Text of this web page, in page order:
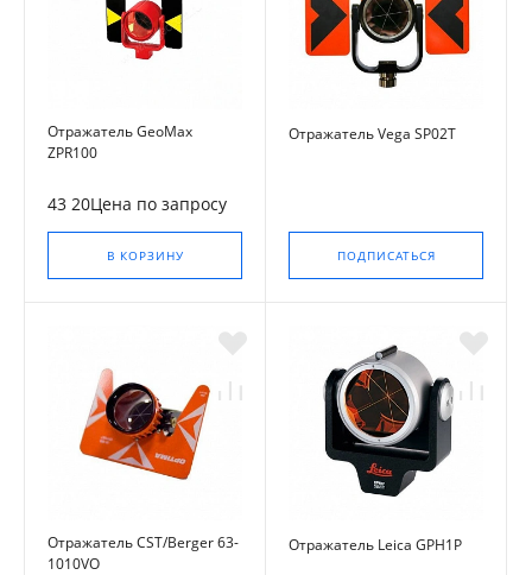
Отражатель GeoMax
ZPR100
43 20Цена по запросу
В КОРЗИНУ
Отражатель Vega SP02T
ПОДПИСАТЬСЯ
Отражатель CST/Berger 63-
1010VO
Отражатель Leica GPH1P